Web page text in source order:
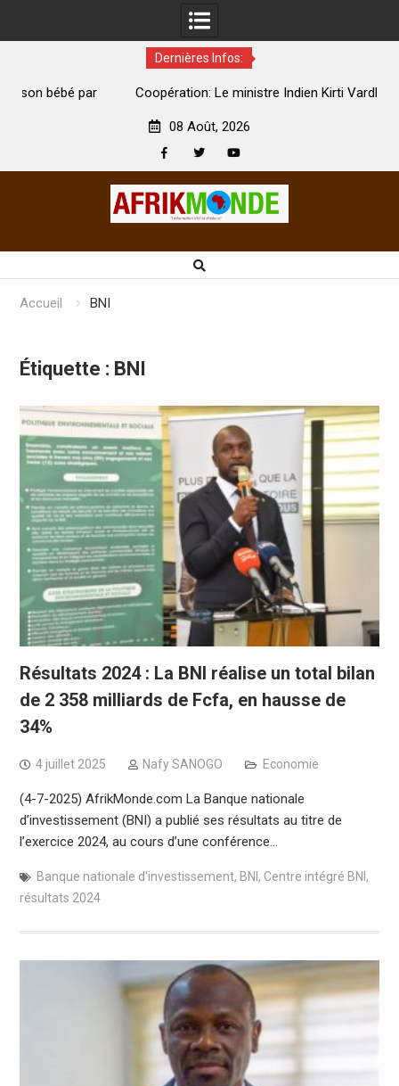
Dernières Infos:
Coopération: Le ministre Indien Kirti Vardhan Singh à
08 Août, 2026
Accueil BNI
Étiquette : BNI
Résultats 2024 : La BNI réalise un total bilan
de 2 358 milliards de Fcfa, en hausse de
34%
4 juillet 2025 Nafy SANOGO Economie
(4-7-2025) AfrikMonde.com La Banque nationale
d’investissement (BNI) a publié ses résultats au titre de
l’exercice 2024, au cours d’une conférence…
Banque nationale d'investissement, BNI , Centre intégré BNI ,
résultats 2024